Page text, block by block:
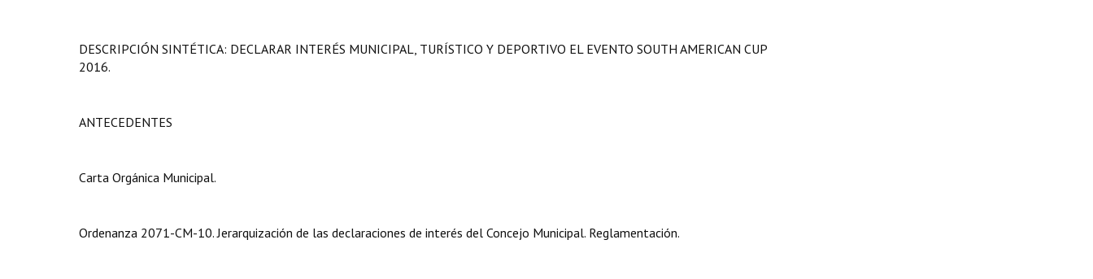
DESCRIPCIÓN SINTÉTICA: DECLARAR INTERÉS MUNICIPAL, TURÍSTICO Y DEPORTIVO EL EVENTO SOUTH AMERICAN CUP
2016.
ANTECEDENTES
Carta Orgánica Municipal.
Ordenanza 2071-CM-10. Jerarquización de las declaraciones de interés del Concejo Municipal. Reglamentación.